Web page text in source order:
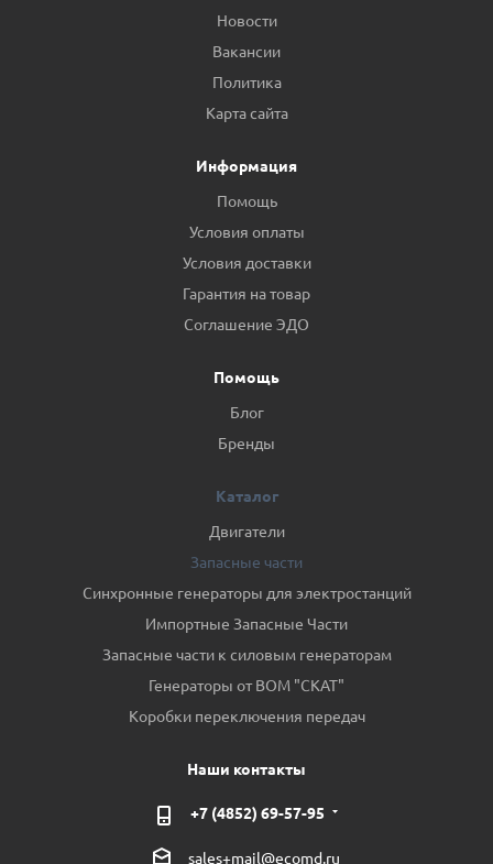
Новости
Вакансии
Политика
Карта сайта
Информация
Помощь
Условия оплаты
Условия доставки
Гарантия на товар
Соглашение ЭДО
Помощь
Блог
Бренды
Каталог
Двигатели
Запасные части
Синхронные генераторы для электростанций
Импортные Запасные Части
Запасные части к силовым генераторам
Генераторы от ВОМ "СКАТ"
Коробки переключения передач
Наши контакты
+7 (4852) 69-57-95
sales+mail@ecomd.ru